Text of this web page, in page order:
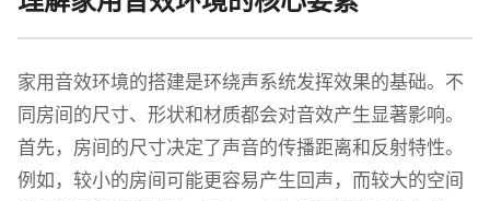
家用音效环境的搭建是环绕声系统发挥效果的基础。不
同房间的尺寸、形状和材质都会对音效产生显著影响。
首先，房间的尺寸决定了声音的传播距离和反射特性。
例如，较小的房间可能更容易产生回声，而较大的空间